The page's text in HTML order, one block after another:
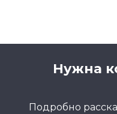
Нужна
Подробно